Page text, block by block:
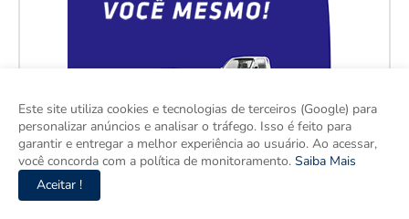
Este site utiliza cookies e tecnologias de terceiros (Google) para
personalizar anúncios e analisar o tráfego. Isso é feito para
garantir e entregar a melhor experiência ao usuário. Ao acessar,
você concorda com a política de monitoramento. Saiba Mais
Aceitar !